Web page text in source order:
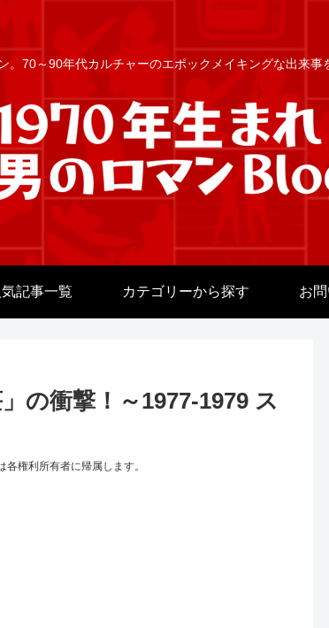
。70～90年代カルチャーのエポックメイキングな出来事
気記事一覧 カテゴリーから探す お
の衝撃！～1977-1979 ス
権利所有者に帰属します。